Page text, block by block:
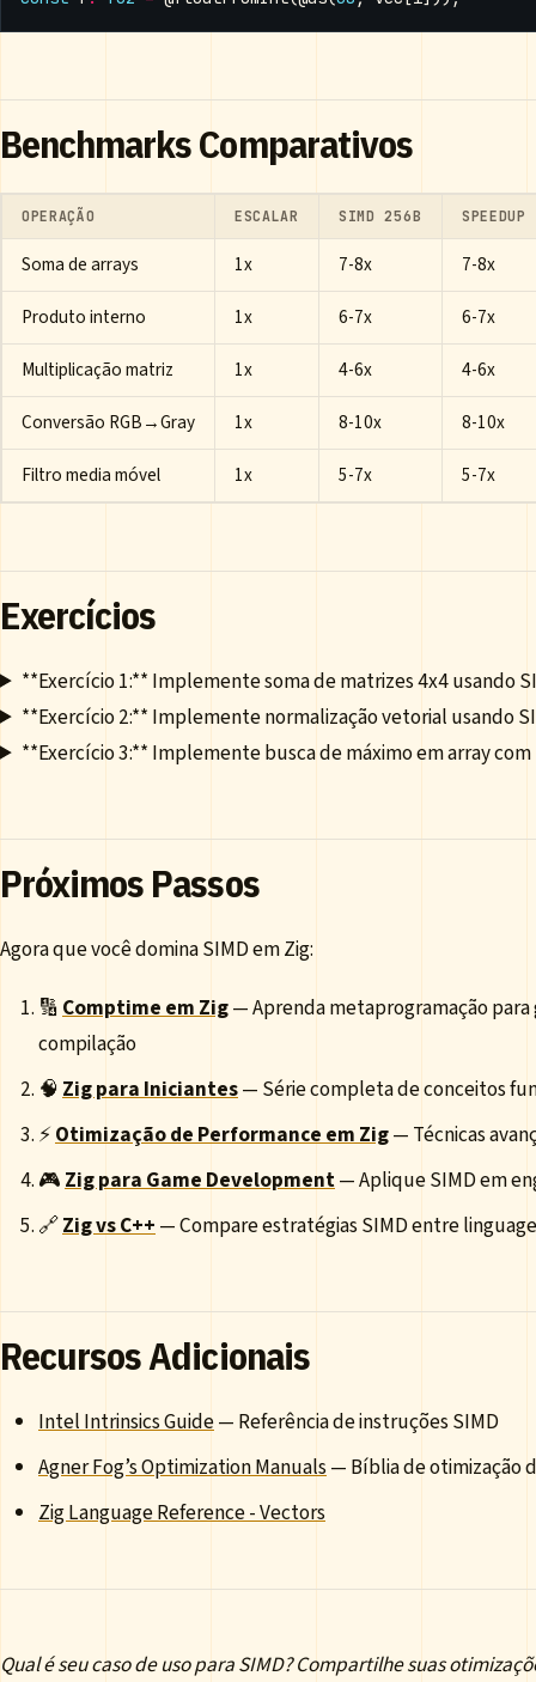
Benchmarks Comparativos
OPERAÇÃO ESCALAR SIMD 256B SPEEDUP
Soma de arrays 1x 7-8x
7-8x
Produto interno
1x 6-7x
6-7x
Multiplicação matriz
1x 4-6x
4-6x
Conversão RGB→Gray
1x 8-10x
8-10x
Filtro media móvel
1x 5-7x 5-7x
Exercícios
**Exercício 1:** Implemente soma de matrizes 4x4 usando
**Exercício 2:** Implemente normalização vetorial usando
**Exercício 3:** Implemente busca de máximo em array com
Próximos Passos
Agora que você domina SIMD em Zig:
🔢 Comptime em Zig— Aprenda metaprogramação
compilação
🧠 Zig para Iniciantes— Série completa de conceitos
⚡Otimização de Performance em Zig— Técnicas
🎮 Zig para Game Development— Aplique SIMD em
🔗Zig vs C++ — Compare estratégias SIMD entre
Recursos Adicionais
Intel Intrinsics Guide— Referência de instruções SIMD
Agner Fog’s Optimization Manuals— Bíblia de otimização
Zig Language Reference - Vectors
Qual é seu caso de uso para SIMD? Compartilhe suas